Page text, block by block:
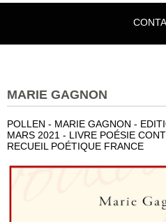
MARIE GAGNON
POLLEN - MARIE GAGNON -
MARS 2021 - LIVRE POÉSIE
RECUEIL POÉTIQUE FRANCE